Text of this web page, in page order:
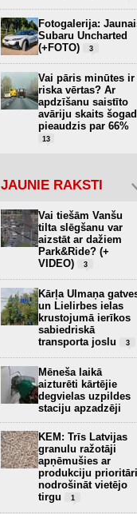
Fotogalerija:
Subaru Uncharted
(+FOTO)
3
Vai pāris minūtes ir
riska vērtas? Ar
apdzīšanu saistīto
avāriju skaits šogad
pieaudzis par 66%
13
JAUNIE RAKSTI
Vai tiešām Vanšu
tilta slēgšanu var
aizstāt ar dažiem
Park&Ride? (+
VIDEO)
3
Kārļa Ulmaņa
un Lielirbes ielas
krustojumā ierīkos
sabiedriskā
transporta joslu
3
Mēneša laikā
aizturēti kārtējie
degvielas uzpildes
staciju apzadzēji
KEM: Trīs Latvijas
granulu ražotāji
apņēmušies ar
produkciju prioritāri
nodrošināt vietējo
tirgu
1